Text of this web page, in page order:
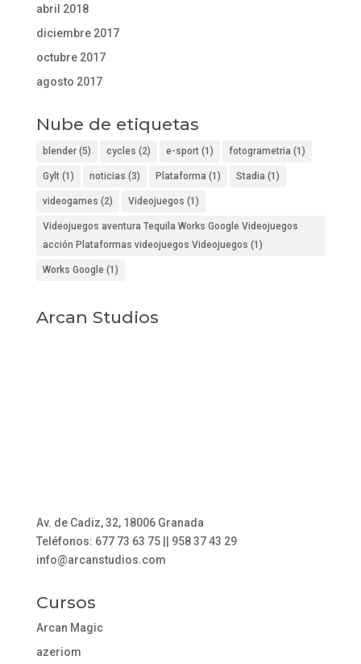
abril 2018
diciembre 2017
octubre 2017
agosto 2017
Nube de etiquetas
blender(5) cycles (2) e-sport(1) fotogrametria(1)
Gylt(1) noticias (3) Plataforma(1) Stadia(1)
videogames (2) Videojuegos (1)
Videojuegos aventura Tequila Works Google Videojuegos
acción Plataformas videojuegos Videojuegos (1)
Works Google(1)
Arcan Studios
Av. de Cadiz, 32, 18006 Granada
Teléfonos: 677 73 63 75 || 958 37 43 29
info@arcanstudios.com
Cursos
Arcan Magic
azeriom